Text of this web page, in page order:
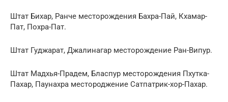
Штат Бихар, Ранче месторождения Бахра-Пай, Кхамар-
Пат, Похра-Пат.
Штат Гуджарат, Джалинагар месторождение Ран-Випур.
Штат Мадхья-Прадем, Бласпур месторождения Пхутка-
Пахар, Паунахра местороджение Сатпатрик-хор-Пахар.